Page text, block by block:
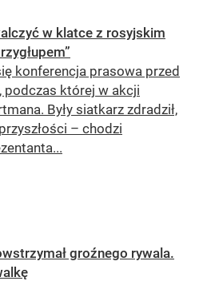
w klatce z rosyjskim
konferencja prasowa przed
podczas której w akcji
Były siatkarz zdradził,
– chodzi
groźnego rywala.